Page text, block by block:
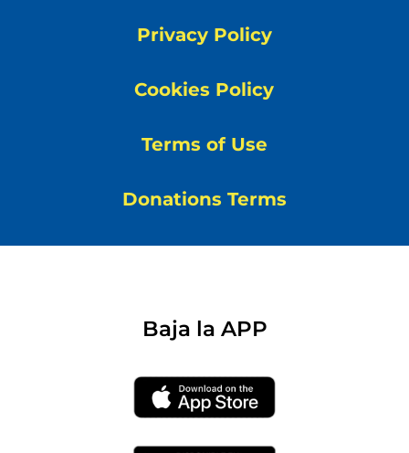
Privacy Policy
Cookies Policy
Terms of Use
Donations Terms
Baja la APP